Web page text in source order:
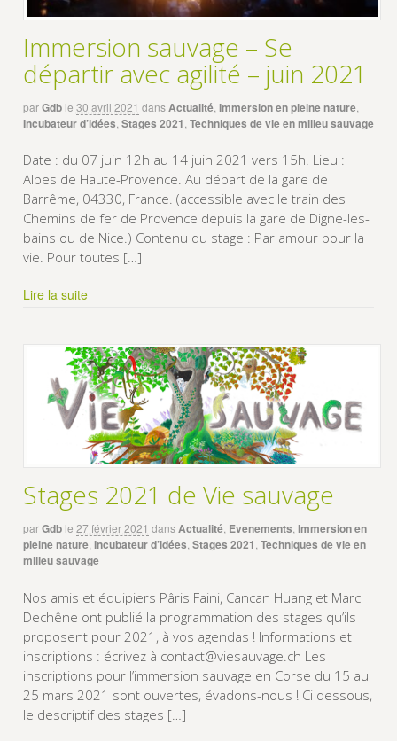
Immersion sauvage – Se
départir avec agilité – juin 2021
parGdb le 30 avril 2021 dansActualité, Immersion en pleine nature,
Incubateur d’idées Stages 2021 Techniques de vie en milieu sauvage
Date : du 07 juin 12h au 14 juin 2021 vers 15h. Lieu :
Alpes de Haute-Provence. Au départ de la gare de
Barrême, 04330, France. (accessible avec le train des
Chemins de fer de Provence depuis la gare de Digne-les-
bains ou de Nice.) Contenu du stage : Par amour pour la
vie. Pour toutes […]
Lire la suite
Stages 2021 de Vie sauvage
parGdb le 27 février 2021 dansActualité, Evenements Immersion en
pleine nature, Incubateur d’idées Stages 2021 Techniques de vie en
milieu sauvage
Nos amis et équipiers Pâris Faini, Cancan Huang et Marc
Dechêne ont publié la programmation des stages qu’ils
proposent pour 2021, à vos agendas ! Informations et
inscriptions : écrivez à contact@viesauvage.ch Les
inscriptions pour l’immersion sauvage en Corse du 15 au
25 mars 2021 sont ouvertes, évadons-nous ! Ci dessous,
le descriptif des stages […]